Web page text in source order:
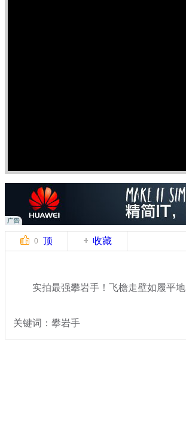
0 顶 收藏
实拍最强攀岩手！飞檐走壁如履平地
关键词：攀岩手